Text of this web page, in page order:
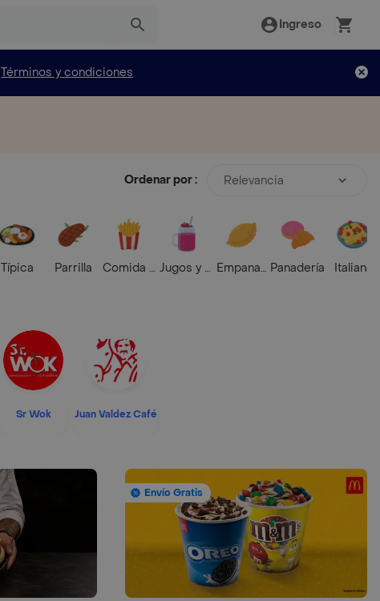
Ingreso
Términos y condiciones
Ordenar por : Relevancia
Típica Parrilla Comida RápidaJugos y BatidosEmpanadasPanadería Italiana
Sr Wok Juan Valdez Café
Envío Gratis